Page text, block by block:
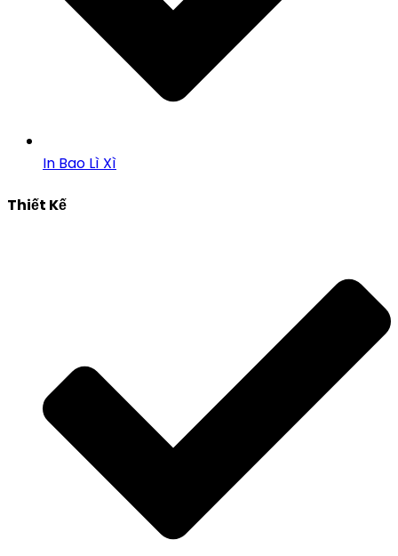
In Bao Lì Xì
Thiết Kế